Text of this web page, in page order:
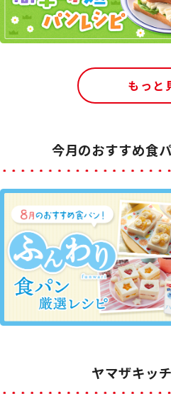
もっと
今月のおすすめ食
ヤマザキッ